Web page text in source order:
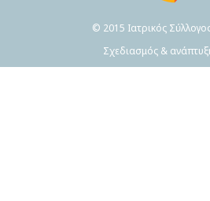
© 2015 Ιατρικός
Σχεδιασμός &